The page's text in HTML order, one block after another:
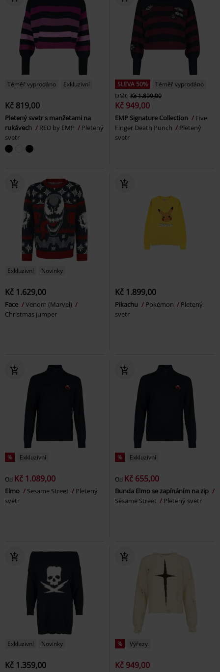
Téměř vyprodáno Exkluzivní
Kč 819,00
Pletený svetr s manžetami na
rukávech
RED by EMP
Pletený
svetr
SLEVA 50%
Téměř vyprodáno
DMC Kč 1.899,00
Kč 949,00
EMP Signature Collection
Five
Finger Death Punch
Pletený
svetr
Exkluzivní Novinky
Kč 1.629,00
Face
Venom (Marvel)
Christmas jumper
Kč 1.899,00
Pikachu Pokémon
Pletený
svetr
% Exkluzivní
Od Kč 1.089,00
Elmo Sesame Street
Pletený
svetr
% Exkluzivní
Od Kč 655,00
Bunda Elmo se zapínáním na zip
Sesame Street
Pletený svetr
Exkluzivní Novinky
Kč 1.359,00
% Výřezy
Kč 949,00